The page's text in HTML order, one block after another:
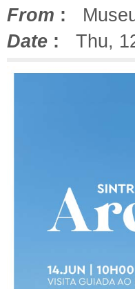
From :
Date : Thu,